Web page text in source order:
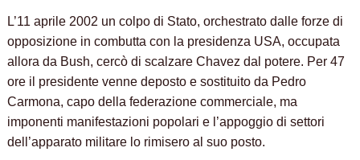
L’11 aprile 2002 un colpo di Stato, orchestrato dalle forze di
opposizione in combutta con la presidenza USA, occupata
allora da Bush, cercò di scalzare Chavez dal potere. Per 47
ore il presidente venne deposto e sostituito da Pedro
Carmona, capo della federazione commerciale, ma
imponenti manifestazioni popolari e l’appoggio di settori
dell’apparato militare lo rimisero al suo posto.